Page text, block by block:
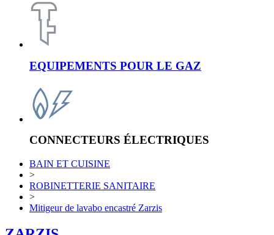
EQUIPEMENTS POUR LE GAZ
CONNECTEURS ÉLECTRIQUES
BAIN ET CUISINE
>
ROBINETTERIE SANITAIRE
>
Mitigeur de lavabo encastré Zarzis